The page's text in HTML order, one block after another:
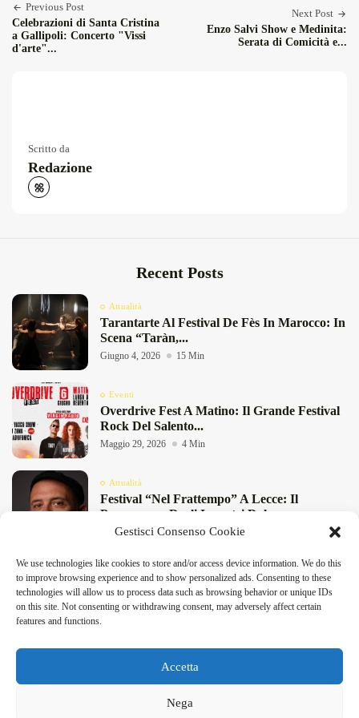
Gestisci Consenso Cookie
We use technologies like cookies to store and/or access device information. We do this
to improve browsing experience and to show personalized ads. Consenting to these
technologies will allow us to process data such as browsing behavior or unique IDs
on this site. Not consenting or withdrawing consent, may adversely affect certain
features and functions.
Accetta
Nega
DeFinibus 2026 © All rights reserved | Magazine Online
Previous Post
Celebrazioni di Santa Cristina
a Gallipoli: Concerto "Vissi
d'arte"...
Next Post
Enzo Salvi Show e Medinita:
Serata di Comicità e...
Scritto da
Redazione
Recent Posts
Attualità
Tarantarte Al Festival De Fès In Marocco: In
Scena “Taràn,...
Giugno 4, 2026 15 Min
Eventi
Overdrive Fest A Matino: Il Grande Festival
Rock Del Salento...
Maggio 29, 2026 4 Min
Attualità
Festival “Nel Frattempo” A Lecce: Il
Programma Degli Incontri Dal...
Maggio 27, 2026 11 Min
Birre Di Primavera 2026 A San Foca: Birra
Artigianale E...